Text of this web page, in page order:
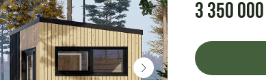
3 350 000